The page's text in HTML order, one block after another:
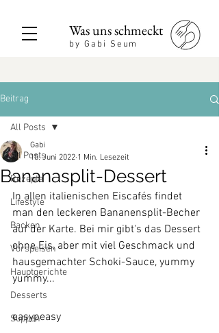
Was uns schmeckt
by Gabi Seum
Beitrag
All Posts
Rezepte
Lifestyle
Backen
Vorspeisen
Hauptgerichte
Desserts
Suppen
All Posts
Bananasplit-Dessert
Gabi
10. Juni 2022 1 Min. Lesezeit
In allen italienischen Eiscafés findet
man den leckeren Bananensplit-Becher
auf der Karte. Bei mir gibt's das Dessert
ohne Eis, aber mit viel Geschmack und
hausgemachter Schoki-Sauce, yummy
yummy...
easypeasy